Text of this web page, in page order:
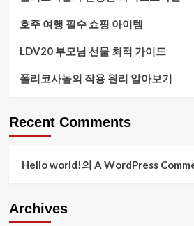
호주 여행 필수 쇼핑 아이템
LDV20 부모님 선물 최적 가이드
폴리코사놀의 작용 원리 알아보기
Recent Comments
Hello world!의 A WordPress
Archives